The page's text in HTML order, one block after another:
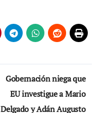
Gobernación niega que
EU investigue a Mario
Delgado y Adán Augusto